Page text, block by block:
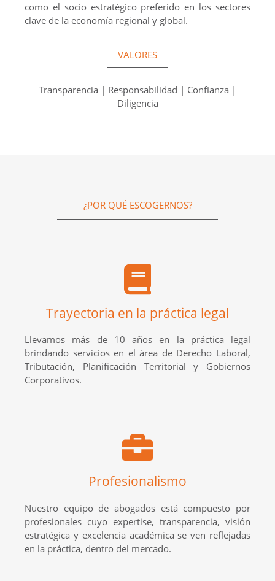
como el socio estratégico preferido en los sectores
clave de la economía regional y global.
VALORES
Transparencia | Responsabilidad | Confianza |
Diligencia
¿POR QUÉ ESCOGERNOS?
Trayectoria en la práctica legal
Llevamos más de 10 años en la práctica legal
brindando servicios en el área de Derecho Laboral,
Tributación, Planificación Territorial y Gobiernos
Corporativos.
Profesionalismo
Nuestro equipo de abogados está compuesto por
profesionales cuyo expertise, transparencia, visión
estratégica y excelencia académica se ven reflejadas
en la práctica, dentro del mercado.